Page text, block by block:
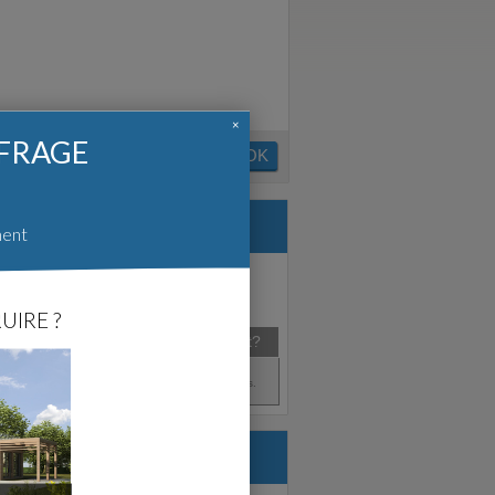
OK
Satisfait?
NC - (74) Pas d'avis.
:
?
×